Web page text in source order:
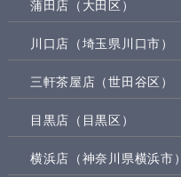
蒲田店（大田区）
川口店（埼玉県川口市）
三軒茶屋店（世田谷区）
目黒店（目黒区）
横浜店（神奈川県横浜市）